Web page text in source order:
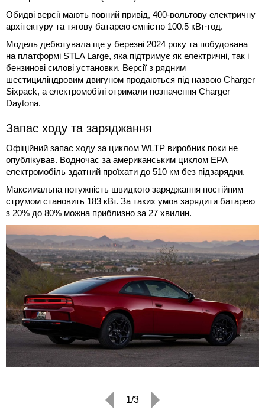
Обидві версії мають повний привід, 400-вольтову електричну
архітектуру та тягову батарею ємністю 100.5 кВт⋅год.
Модель дебютувала ще у березні 2024 року та побудована
на платформі STLA Large, яка підтримує як електричні, так і
бензинові силові установки. Версії з рядним
шестициліндровим двигуном продаються під назвою Charger
Sixpack, а електромобілі отримали позначення Charger
Daytona.
Запас ходу та заряджання
Офіційний запас ходу за циклом WLTP виробник поки не
опублікував. Водночас за американським циклом EPA
електромобіль здатний проїхати до 510 км без підзарядки.
Максимальна потужність швидкого заряджання постійним
струмом становить 183 кВт. За таких умов зарядити батарею
з 20% до 80% можна приблизно за 27 хвилин.
1/3